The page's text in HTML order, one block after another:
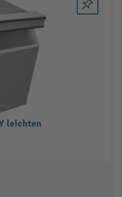
leichten